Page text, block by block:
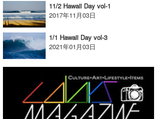
11/2 Hawaii Day vol-1
2017年11月03日
1/1 Hawaii Day vol-3
2021年01月03日